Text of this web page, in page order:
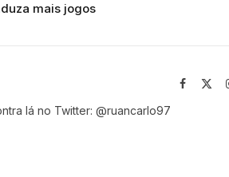
mais jogos
Facebook
lá no Twitter: @ruancarlo97